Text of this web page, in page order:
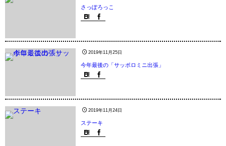
さっぽろっこ
2019年11月25日
今年最後の「サッポロミニ出張」
2019年11月24日
ステーキ